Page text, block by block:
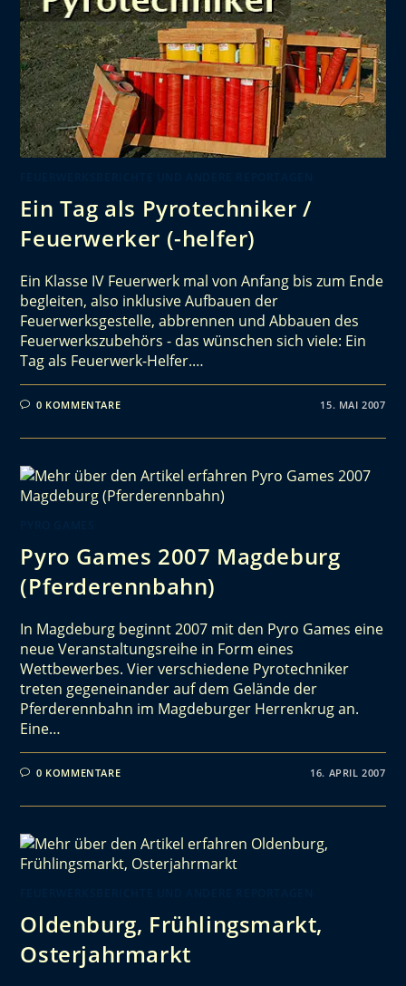
Ein Tag als Pyrotechniker /
Feuerwerker (-helfer)
Ein Klasse IV Feuerwerk mal von Anfang bis zum Ende
begleiten, also inklusive Aufbauen der
Feuerwerksgestelle, abbrennen und Abbauen des
Feuerwerkszubehörs - das wünschen sich viele: Ein
Tag als Feuerwerk-Helfer.…
0 KOMMENTARE 15. MAI 2007
Pyro Games 2007 Magdeburg
(Pferderennbahn)
In Magdeburg beginnt 2007 mit den Pyro Games eine
neue Veranstaltungsreihe in Form eines
Wettbewerbes. Vier verschiedene Pyrotechniker
treten gegeneinander auf dem Gelände der
Pferderennbahn im Magdeburger Herrenkrug an.
Eine…
0 KOMMENTARE 16. APRIL 2007
Oldenburg, Frühlingsmarkt,
Osterjahrmarkt